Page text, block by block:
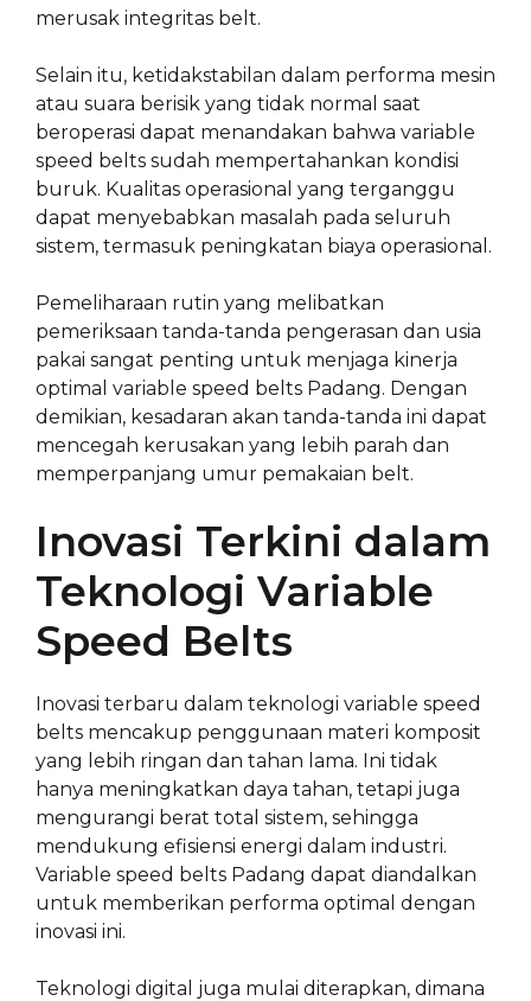
merusak integritas belt.
Selain itu, ketidakstabilan dalam performa mesin
atau suara berisik yang tidak normal saat
beroperasi dapat menandakan bahwa variable
speed belts sudah mempertahankan kondisi
buruk. Kualitas operasional yang terganggu
dapat menyebabkan masalah pada seluruh
sistem, termasuk peningkatan biaya operasional.
Pemeliharaan rutin yang melibatkan
pemeriksaan tanda-tanda pengerasan dan usia
pakai sangat penting untuk menjaga kinerja
optimal variable speed belts Padang. Dengan
demikian, kesadaran akan tanda-tanda ini dapat
mencegah kerusakan yang lebih parah dan
memperpanjang umur pemakaian belt.
Inovasi Terkini dalam
Teknologi Variable
Speed Belts
Inovasi terbaru dalam teknologi variable speed
belts mencakup penggunaan materi komposit
yang lebih ringan dan tahan lama. Ini tidak
hanya meningkatkan daya tahan, tetapi juga
mengurangi berat total sistem, sehingga
mendukung efisiensi energi dalam industri.
Variable speed belts Padang dapat diandalkan
untuk memberikan performa optimal dengan
inovasi ini.
Teknologi digital juga mulai diterapkan, dimana